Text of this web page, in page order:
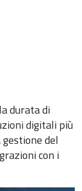
durata di
digitali più
del
con i